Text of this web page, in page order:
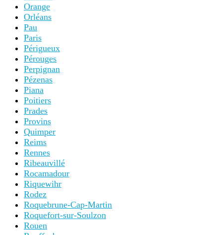
Orange
Orléans
Pau
Paris
Périgueux
Pérouges
Perpignan
Pézenas
Piana
Poitiers
Prades
Provins
Quimper
Reims
Rennes
Ribeauvillé
Rocamadour
Riquewihr
Rodez
Roquebrune-Cap-Martin
Roquefort-sur-Soulzon
Rouen